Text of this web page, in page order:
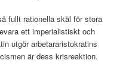
fullt rationella skäl för stora
ett imperialistiskt och
utgör arbetararistokratins
är dess krisreaktion.